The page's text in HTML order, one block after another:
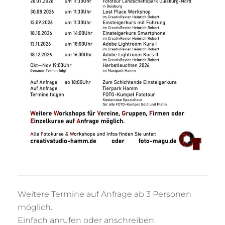
Weitere Termine auf Anfrage ab 3 Personen
möglich.
Einfach anrufen oder anschreiben.